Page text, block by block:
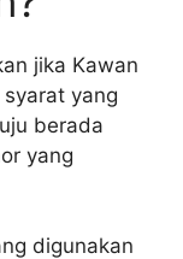
jika Kawan
yang
berada
yang
digunakan